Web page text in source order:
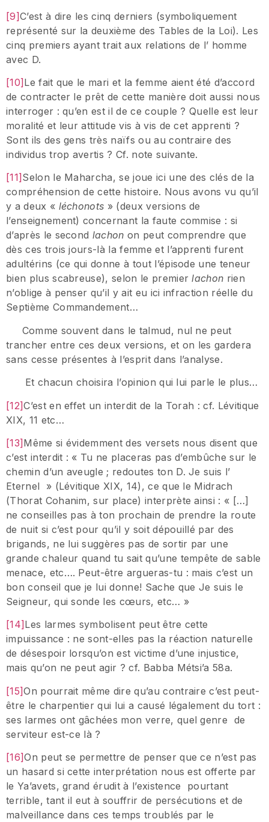
[9]C’est à dire les cinq derniers (symboliquement
représenté sur la deuxième des Tables de la Loi). Les
cinq premiers ayant trait aux relations de l’ homme
avec D.
[10] Le fait que le mari et la femme aient été d’accord
de contracter le prêt de cette manière doit aussi nous
interroger : qu’en est il de ce couple ? Quelle est leur
moralité et leur attitude vis à vis de cet apprenti ?
Sont ils des gens très naïfs ou au contraire des
individus trop avertis ? Cf. note suivante.
[11] Selon le Maharcha, se joue ici une des clés de la
compréhension de cette histoire. Nous avons vu qu’il
y a deux « léchonots » (deux versions de
l’enseignement) concernant la faute commise : si
d’après le second lachon on peut comprendre que
dès ces trois jours-là la femme et l’apprenti furent
adultérins (ce qui donne à tout l’épisode une teneur
bien plus scabreuse), selon le premierlachon rien
n’oblige à penser qu’il y ait eu ici infraction réelle du
Septième Commandement…
Comme souvent dans le talmud, nul ne peut
trancher entre ces deux versions, et on les gardera
sans cesse présentes à l’esprit dans l’analyse.
Et chacun choisira l’opinion qui lui parle le plus…
[12]C’est en effet un interdit de la Torah : cf. Lévitique
XIX, 11 etc…
[13]Même si évidemment des versets nous disent que
c’est interdit : « Tu ne placeras pas d’embûche sur le
chemin d’un aveugle ; redoutes ton D. Je suis l’
Eternel » (Lévitique XIX, 14), ce que le Midrach
(Thorat Cohanim, sur place) interprète ainsi : « […]
ne conseilles pas à ton prochain de prendre la route
de nuit si c’est pour qu’il y soit dépouillé par des
brigands, ne lui suggères pas de sortir par une
grande chaleur quand tu sait qu’une tempête de sable
menace, etc…. Peut-être argueras-tu : mais c’est un
bon conseil que je lui donne! Sache que Je suis le
Seigneur, qui sonde les cœurs, etc… »
[14] Les larmes symbolisent peut être cette
impuissance : ne sont-elles pas la réaction naturelle
de désespoir lorsqu’on est victime d’une injustice,
mais qu’on ne peut agir ? cf. Babba Métsi’a 58a.
[15]On pourrait même dire qu’au contraire c’est peut-
être le charpentier qui lui a causé légalement du tort :
ses larmes ont gâchées mon verre, quel genre de
serviteur est-ce là ?
[16]On peut se permettre de penser que ce n’est pas
un hasard si cette interprétation nous est offerte par
le Ya’avets, grand érudit à l’existence pourtant
terrible, tant il eut à souffrir de persécutions et de
malveillance dans ces temps troublés par le